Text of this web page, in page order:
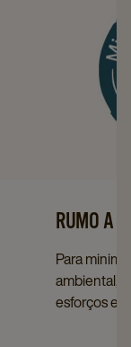
RUMO A
Para
ambiental,
esforços e